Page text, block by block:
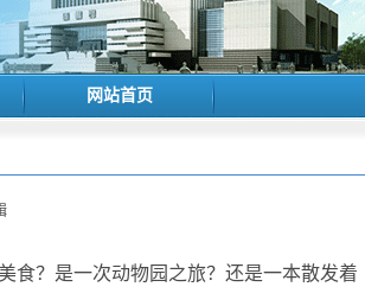
网站首页
食？是一次动物园之旅？还是一本散发着